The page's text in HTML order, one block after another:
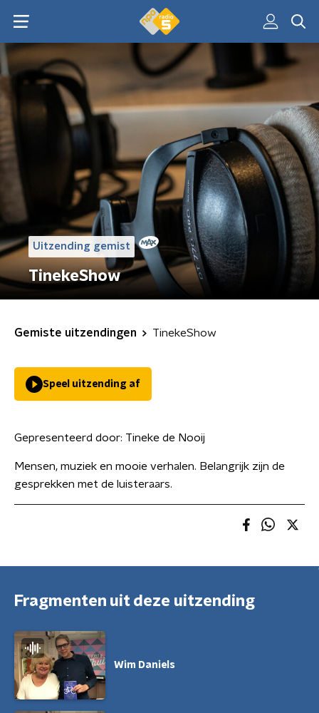
Uitzending gemist
TinekeShow
Gemiste uitzendingen TinekeShow
Speel uitzending af
Gepresenteerd door: Tineke de Nooij
Mensen, muziek en mooie verhalen. Belangrijk zijn de
gesprekken met de luisteraars.
Fragmenten uit deze uitzending
Wim Daniels